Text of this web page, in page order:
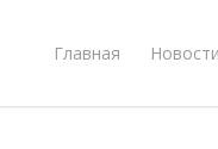
Главная Новости